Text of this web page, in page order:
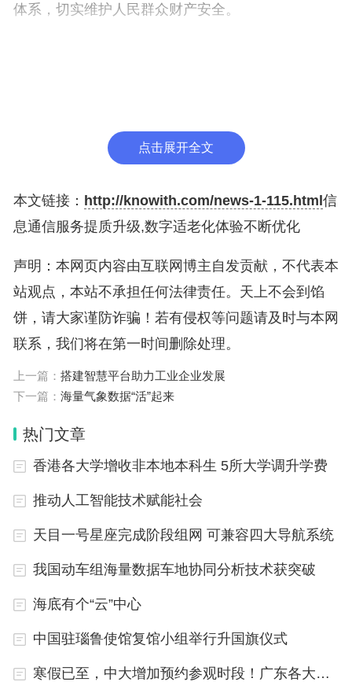
体系，切实维护人民群众财产安全。
点击展开全文
本文链接： http://knowith.com/news-1-115.html 信
息通信服务提质升级,数字适老化体验不断优化
声明：本网页内容由互联网博主自发贡献，不代表本
站观点，本站不承担任何法律责任。天上不会到馅
饼，请大家谨防诈骗！若有侵权等问题请及时与本网
联系，我们将在第一时间删除处理。
上一篇： 搭建智慧平台助力工业企业发展
下一篇： 海量气象数据“活”起来
热门文章
香港各大学增收非本地本科生 5所大学调升学费
推动人工智能技术赋能社会
天目一号星座完成阶段组网 可兼容四大导航系统
我国动车组海量数据车地协同分析技术获突破
海底有个“云”中心
中国驻瑙鲁使馆复馆小组举行升国旗仪式
寒假已至，中大增加预约参观时段！广东各大高校开放情况如何？